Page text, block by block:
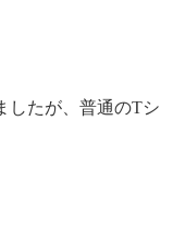
したが、普通のTシ